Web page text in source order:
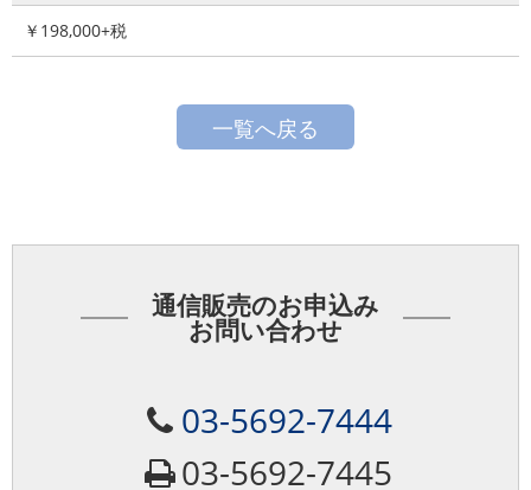
￥198,000+税
一覧へ戻る
通信販売のお申込み
お問い合わせ
03-5692-7444
03-5692-7445